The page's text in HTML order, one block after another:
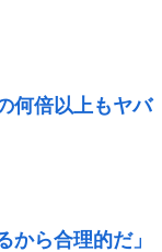
何倍以上もヤバ
ら合理的だ」